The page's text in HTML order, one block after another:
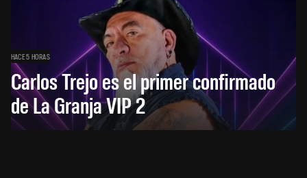
HACE 5 HORAS
Carlos Trejo es el primer confirmado
de La Granja VIP 2